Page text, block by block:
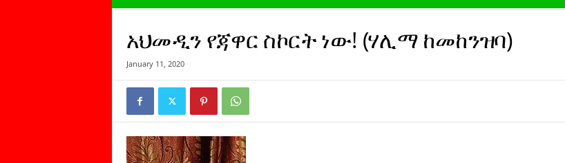
አህመዲን የጃዋር ስኮርት ነው! (ሃሊማ ከመከንዝባ)
January 11, 2020